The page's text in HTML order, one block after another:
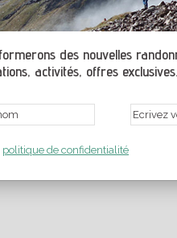
des nouvelles
activités, offres
politique de confidentialité
Orientales